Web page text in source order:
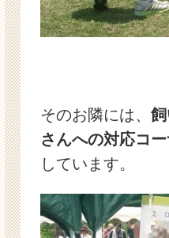
そのお隣には、
さんへの対応コ
しています。